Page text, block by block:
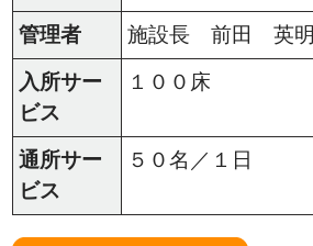
管理者 施設長 前田 英明
入所サー
ビス
１００床
通所サー
ビス
５０名／１日